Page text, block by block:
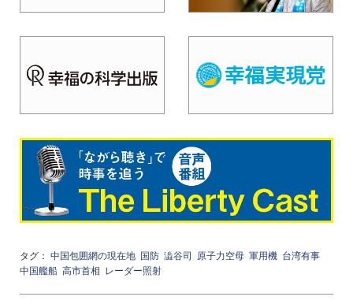
タグ： 中国包囲網の現在地 国防 澁谷司 原子力空母 軍用機 台湾有事
中国艦船 高市首相 レーダー照射